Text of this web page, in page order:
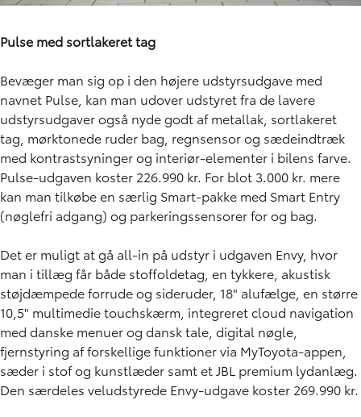
Pulse med sortlakeret tag
Bevæger man sig op i den højere udstyrsudgave med
navnet Pulse, kan man udover udstyret fra de lavere
udstyrsudgaver også nyde godt af metallak, sortlakeret
tag, mørktonede ruder bag, regnsensor og sædeindtræk
med kontrastsyninger og interiør-elementer i bilens farve.
Pulse-udgaven koster 226.990 kr. For blot 3.000 kr. mere
kan man tilkøbe en særlig Smart-pakke med Smart Entry
(nøglefri adgang) og parkeringssensorer for og bag.
Det er muligt at gå all-in på udstyr i udgaven Envy, hvor
man i tillæg får både stoffoldetag, en tykkere, akustisk
støjdæmpede forrude og sideruder, 18" alufælge, en større
10,5" multimedie touchskærm, integreret cloud navigation
med danske menuer og dansk tale, digital nøgle,
fjernstyring af forskellige funktioner via MyToyota-appen,
sæder i stof og kunstlæder samt et JBL premium lydanlæg.
Den særdeles veludstyrede Envy-udgave koster 269.990 kr.